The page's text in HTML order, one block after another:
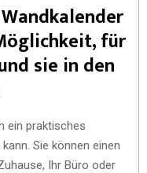
für
sie in den
ein praktisches
Sie können einen
Ihr Büro oder